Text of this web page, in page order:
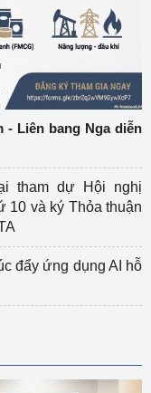
- Liên bang Nga diễn
tham dự Hội nghị
10 và ký Thỏa thuận
đẩy ứng dụng AI hỗ